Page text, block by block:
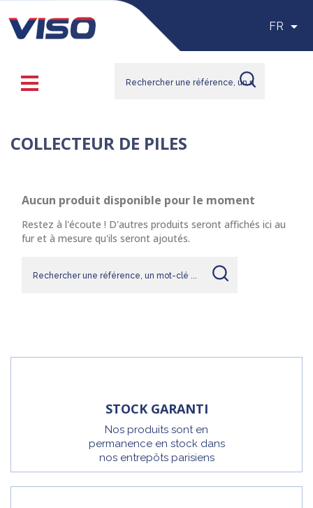
FR 
COLLECTEUR DE PILES
Aucun produit disponible pour le moment
Restez à l'écoute ! D'autres produits seront affichés ici au
fur et à mesure qu'ils seront ajoutés.
STOCK GARANTI
Nos produits sont en
permanence en stock dans
nos entrepôts parisiens